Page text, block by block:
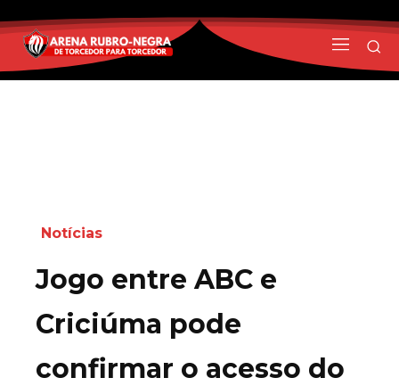
Notícias
Jogo entre ABC e
Criciúma pode
confirmar o acesso do